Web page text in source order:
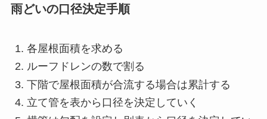
雨どいの口径決定手順
各屋根面積を求める
ルーフドレンの数で割る
下階で屋根面積が合流する場合は累計する
立て管を表から口径を決定していく